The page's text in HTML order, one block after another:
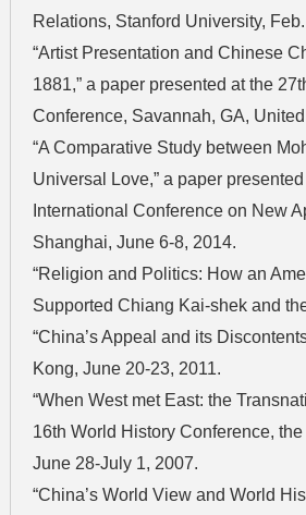
Relations, Stanford University,
“Artist Presentation and Chinese
1881,” a paper presented at the
Conference, Savannah, GA,
“A Comparative Study between
Universal Love,” a paper
International Conference on New
Shanghai, June 6-8, 2014.
“Religion and Politics: How an
Supported Chiang Kai-shek and
“China’s Appeal and its
Kong, June 20-23, 2011.
“When West met East: the
16th World History Conference,
June 28-July 1, 2007.
“China’s World View and World